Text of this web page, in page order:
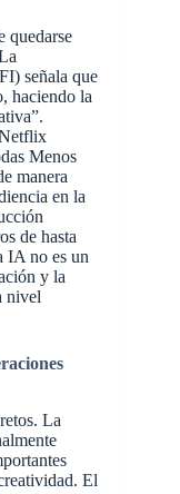
quedarse
señala que
haciendo la
Menos
manera
en la
de hasta
IA no es un
y la
nivel
La
El